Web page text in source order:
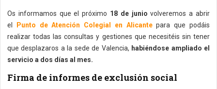
Os informamos que el próximo 18 de junio volveremos a abrir
el
Punto de Atención Colegial en Alicantepara que podáis
realizar todas las consultas y gestiones que necesitéis sin tener
que desplazaros a la sede de Valencia, habiéndose ampliado el
servicio a dos días al mes.
Firma de informes de exclusión social